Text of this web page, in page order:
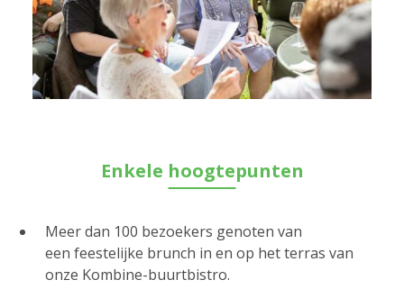
Enkele hoogtepunten
Meer dan 100 bezoekers genoten van
een feestelijke brunch in en op het terras van
onze Kombine-buurtbistro.